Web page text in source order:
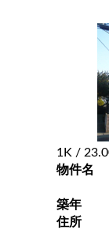
1K /
物件名
築年
住所